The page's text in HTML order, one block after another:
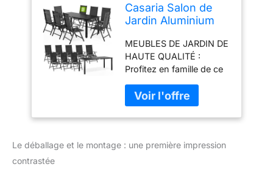
Casaria Salon de
Jardin Aluminium
Table 8 chaises
Pliantes Plateau de
Table en Bois
Composite Dossier
réglable 7 Positions
MEUBLES DE JARDIN DE
HAUTE QUALITÉ :
Profitez en famille de ce
aluminium 9 pièces «
Bern » pour 8 personnes.
Le salon de jardin
particulièrement par son
Le déballage et le montage : une première impression
contrastée